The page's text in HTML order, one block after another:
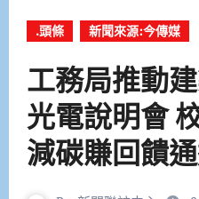
.頭條 新聞來源:今傳媒
工務局推動
光電說明會
減碳賺回饋